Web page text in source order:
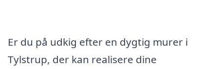
Er du på udkig efter en dygtig murer i
Tylstrup, der kan realisere dine